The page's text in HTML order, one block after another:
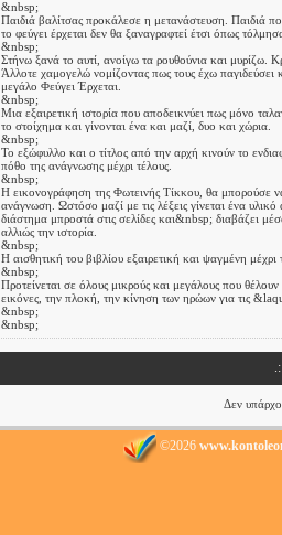
&nbsp;
Παιδιά βαλίτσας προκάλεσε η μετανάστευση. Παιδιά
το φεύγει έρχεται δεν θα ξαναγραφτεί έτσι όπως
&nbsp;
Στήνω ξανά το αυτί, ανοίγω τα ρουθούνια και
Άλλοτε χαμογελώ νομίζοντας πως τους έχω
μεγάλο Φεύγει Έρχεται.
&nbsp;
Μια εξαιρετική ιστορία που αποδεικνύει πως μόνο
το στοίχημα και γίνονται ένα και μαζί, δυο και χώρια.
&nbsp;
Το εξώφυλλο και ο τίτλος από την αρχή κινούν το
πόθο της ανάγνωσης μέχρι τέλους.
&nbsp;
Η εικονογράφηση της Φωτεινής Τίκκου, θα μπορούσε
ανάγνωση. Ωστόσο μαζί με τις λέξεις γίνεται ένα
διάστημα μπροστά στις σελίδες και&nbsp; διαβάζει
αλλιώς την ιστορία.
&nbsp;
Η αισθητική του βιβλίου εξαιρετική και ψαγμένη μέχρι
&nbsp;
Προτείνεται σε όλους μικρούς και μεγάλους που
εικόνες, την πλοκή, την κίνηση των ηρώων για τις
&nbsp;
&nbsp;
Δεν
©2026